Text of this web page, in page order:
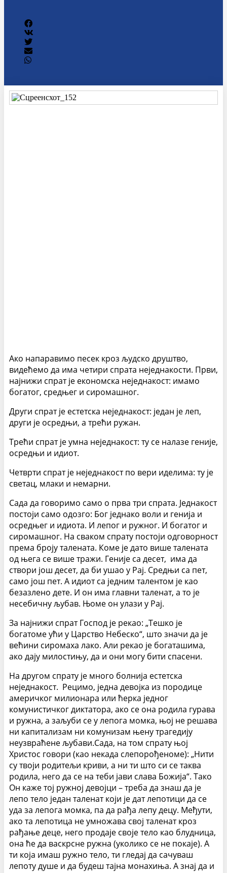
Ако напаравимо песек кроз људско друштво,
видећемо да има четири спрата неједнакости. Први,
најнижи спрат је економска неједнакост: имамо
богатог, средњег и сиромашног.
Други спрат је естетска неједнакост: један је леп,
други је осредњи, а трећи ружан.
Трећи спрат је умна неједнакост: ту се налазе геније,
осредњи и идиот.
Четврти спрат је неједнакост по вери иделима: ту је
светац, млаки и немарни.
Сада да говоримо само о прва три спрата. Једнакост
постоји само одозго: Бог једнако воли и генија и
осредњег и идиота. И лепог и ружног. И богатог и
сиромашног. На сваком спрату постоји одговорност
према броју талената. Коме је дато више талената
од њега се више тражи. Геније са десет, има да
створи још десет, да би ушао у Рај. Средњи са пет,
само још пет. А идиот са једним талентом је као
безазлено дете. И он има главни таленат, а то је
несебичну љубав. Њоме он улази у Рај.
За најнижи спрат Господ је рекао: „Тешко је
богатоме ући у Царство Небеско“, што значи да је
већини сиромаха лако. Али рекао је богаташима,
ако дају милостињу, да и они могу бити спасени.
На другом спрату је много болнија естетска
неједнакост. Рецимо, једна девојка из породице
америчког милионара или ћерка једног
комунистичког диктатора, ако се она родила гурава
и ружна, а заљуби се у лепога момка, њој не решава
ни капитализам ни комунизам њену трагедију
неузвраћене љубави.Сада, на том спрату њој
Христос говори (као некада слепорођеноме): „Нити
су твоји родитељи криви, а ни ти што си се таква
родила, него да се на теби јави слава Божија“. Тако
Он каже тој ружној девојци – треба да знаш да је
лепо тело један таленат који је дат лепотици да се
уда за лепога момка, па да рађа лепу децу. Међути,
ако та лепотица не умножава свој таленат кроз
рађање деце, него продаје своје тело као блудница,
она ће да васкрсне ружна (уколико се не покаје). А
ти која имаш ружно тело, ти гледај да сачуваш
лепоту душе и да будеш тајна монахиња. А знај да и